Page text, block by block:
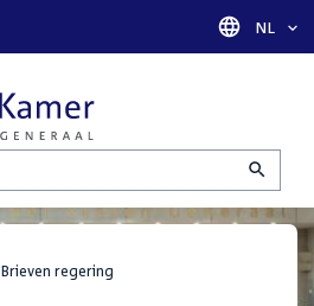
Taal
NL
Brieven regering